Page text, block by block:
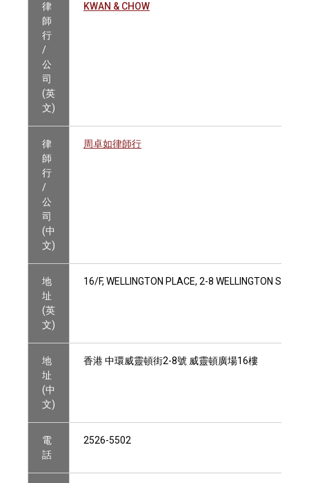
律
師
行
/
公
司
(英
文)
KWAN & CHOW
律
師
行
/
公
司
(中
文)
周卓如律師行
地
址
(英
文)
16/F, WELLINGTON PLACE, 2-8 WELLINGTON
地
址
(中
文)
香港 中環威靈頓街2-8號 威靈頓廣場16樓
電
話
2526-5502